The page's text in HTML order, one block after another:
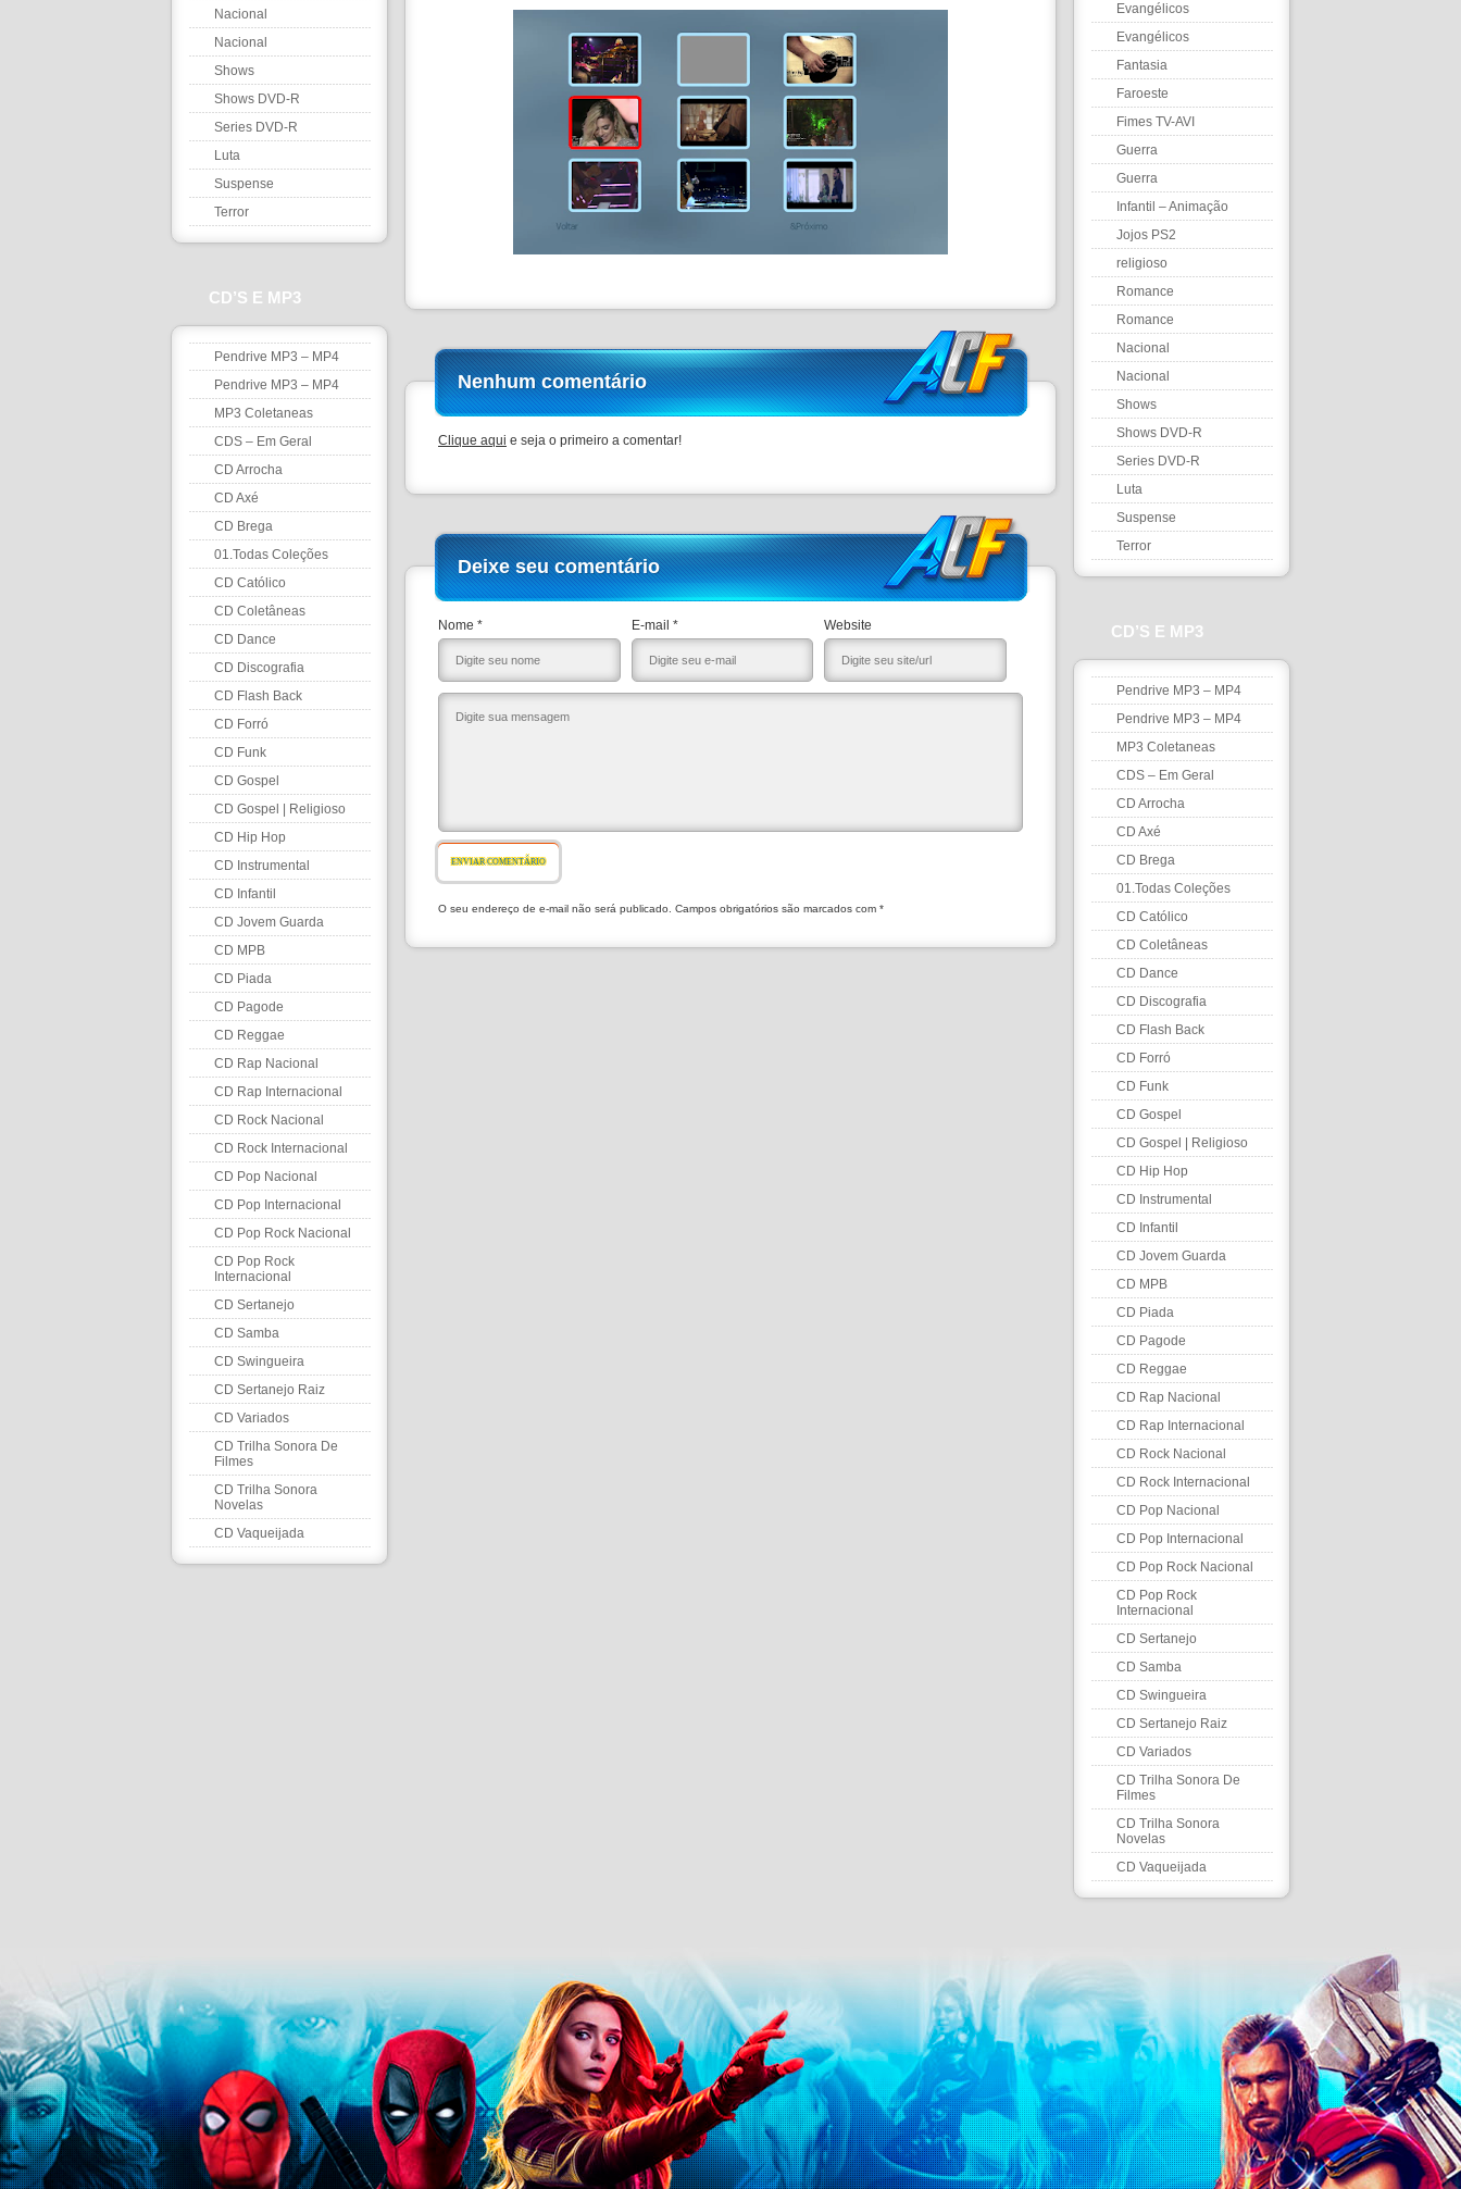
Nacional
Nacional
Shows
Shows DVD-R
Series DVD-R
Luta
Suspense
Terror
CD’S E MP3
Pendrive MP3 – MP4
Pendrive MP3 – MP4
MP3 Coletaneas
CDS – Em Geral
CD Arrocha
CD Axé
CD Brega
01.Todas Coleções
CD Católico
CD Coletâneas
CD Dance
CD Discografia
CD Flash Back
CD Forró
CD Funk
CD Gospel
CD Gospel | Religioso
CD Hip Hop
CD Instrumental
CD Infantil
CD Jovem Guarda
CD MPB
CD Piada
CD Pagode
CD Reggae
CD Rap Nacional
CD Rap Internacional
CD Rock Nacional
CD Rock Internacional
CD Pop Nacional
CD Pop Internacional
CD Pop Rock Nacional
CD Pop Rock
Internacional
CD Sertanejo
CD Samba
CD Swingueira
CD Sertanejo Raiz
CD Variados
CD Trilha Sonora De
Filmes
CD Trilha Sonora
Novelas
CD Vaqueijada
Nenhum comentário
Clique aqui e seja o primeiro a comentar!
Deixe seu comentário
Nome * E-mail * Website
ENVIAR COMENTÁRIO
O seu endereço de e-mail não será publicado. Campos obrigatórios são marcados com *
Evangélicos
Evangélicos
Fantasia
Faroeste
Fimes TV-AVI
Guerra
Guerra
Infantil – Animação
Jojos PS2
religioso
Romance
Romance
Nacional
Nacional
Shows
Shows DVD-R
Series DVD-R
Luta
Suspense
Terror
CD’S E MP3
Pendrive MP3 – MP4
Pendrive MP3 – MP4
MP3 Coletaneas
CDS – Em Geral
CD Arrocha
CD Axé
CD Brega
01.Todas Coleções
CD Católico
CD Coletâneas
CD Dance
CD Discografia
CD Flash Back
CD Forró
CD Funk
CD Gospel
CD Gospel | Religioso
CD Hip Hop
CD Instrumental
CD Infantil
CD Jovem Guarda
CD MPB
CD Piada
CD Pagode
CD Reggae
CD Rap Nacional
CD Rap Internacional
CD Rock Nacional
CD Rock Internacional
CD Pop Nacional
CD Pop Internacional
CD Pop Rock Nacional
CD Pop Rock
Internacional
CD Sertanejo
CD Samba
CD Swingueira
CD Sertanejo Raiz
CD Variados
CD Trilha Sonora De
Filmes
CD Trilha Sonora
Novelas
CD Vaqueijada